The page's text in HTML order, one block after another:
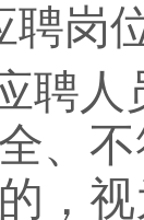
聘岗
聘人
、
，